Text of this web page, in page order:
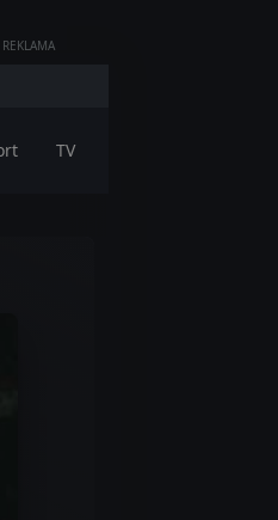
REKLAMA
TV